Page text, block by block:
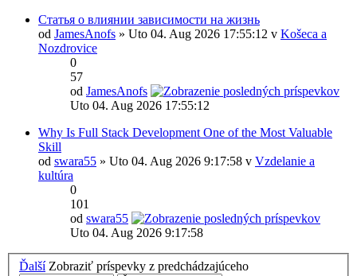
Статья о влиянии зависимости на жизнь
od JamesAnofs » Uto 04. Aug 2026 17:55:12 v Košeca a
Nozdrovice
0
57
od JamesAnofs
Uto 04. Aug 2026 17:55:12
Why Is Full Stack Development One of the Most Valuable
Skill
od swara55 » Uto 04. Aug 2026 9:17:58 v Vzdelanie a
kultúra
0
101
od swara55
Uto 04. Aug 2026 9:17:58
Ďalší Zobraziť príspevky z predchádzajúceho